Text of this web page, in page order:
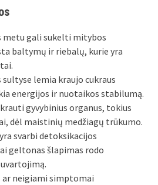
metu gali sukelti mitybos
baltymų ir riebalų, kurie yra
sultyse lemia kraujo cukraus
energijos ir nuotaikos stabilumą.
gyvybinius organus, tokius
dėl maistinių medžiagų trūkumo.
svarbi detoksikacijos
geltonas šlapimas rodo
neigiami simptomai